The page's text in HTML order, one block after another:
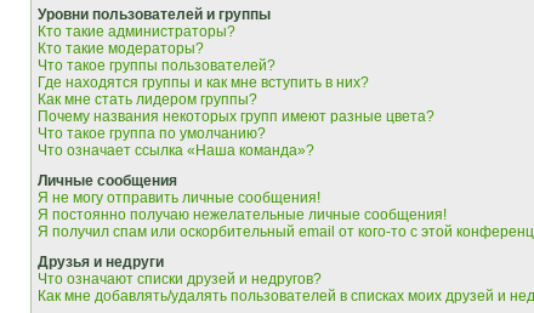
Уровни пользователей и группы
Кто такие администраторы?
Кто такие модераторы?
Что такое группы пользователей?
Где находятся группы и как мне вступить в них?
Как мне стать лидером группы?
Почему названия некоторых групп имеют разные цвета?
Что такое группа по умолчанию?
Что означает ссылка «Наша команда»?
Личные сообщения
Я не могу отправить личные сообщения!
Я постоянно получаю нежелательные личные сообщения!
Я получил спам или оскорбительный email от кого-то с этой
Друзья и недруги
Что означают списки друзей и недругов?
Как мне добавлять/удалять пользователей в списках моих друзей и